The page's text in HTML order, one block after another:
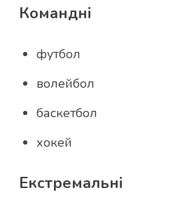
Командні
футбол
волейбол
баскетбол
хокей
Екстремальні